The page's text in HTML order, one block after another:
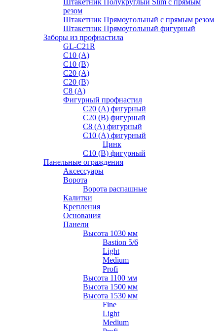
Штакетник Полукруглый Slim с прямым
резом
Штакетник Прямоугольный с прямым резом
Штакетник Прямоугольный фигурный
Заборы из профнастила
GL-С21R
С10 (A)
С10 (В)
С20 (А)
С20 (В)
С8 (A)
Фигурный профнастил
С20 (A) фигурный
С20 (В) фигурный
С8 (A) фигурный
С10 (A) фигурный
Цинк
С10 (В) фигурный
Панельные ограждения
Аксессуары
Ворота
Ворота распашные
Калитки
Крепления
Основания
Панели
Высота 1030 мм
Bastion 5/6
Light
Medium
Profi
Высота 1100 мм
Высота 1500 мм
Высота 1530 мм
Fine
Light
Medium